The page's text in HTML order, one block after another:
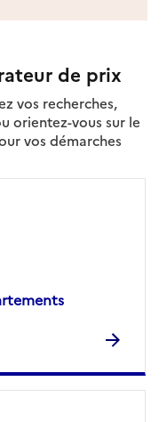
de prix
vos recherches,
orientez-vous sur le
vos démarches